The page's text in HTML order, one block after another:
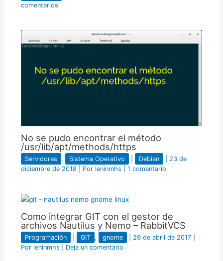
comentarios
No se pudo encontrar el método
/usr/lib/apt/methods/https
Servidores , Sistema Operativo Debian
23 de
diciembre de 2018
| Por leninmhs 1 comentario
Como integrar GIT con el gestor de
archivos Nautilus y Nemo – RabbitVCS
Programación GIT , gnome 29 de abril de 2017
Por leninmhs Deja un comentario